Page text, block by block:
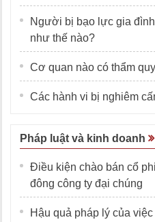
Người bị bạo lực gia
như thế nào?
Cơ quan nào có thẩm
Các hành vi bị nghiêm
Pháp luật và kinh doanh
Điều kiện chào bán cổ
đông công ty đại chúng
Hậu quả pháp lý của